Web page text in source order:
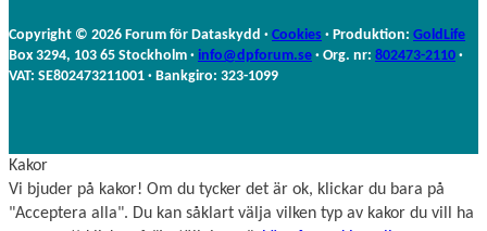
a
m
n
Copyright © 2026 Forum för Dataskydd · Cookies · Produktion: GoldLife
Box 3294, 103 65 Stockholm · info@dpforum.se · Org. nr: 802473-2110 ·
VAT: SE802473211001 · Bankgiro: 323-1099
Kakor
Vi bjuder på kakor! Om du tycker det är ok, klickar du bara på
"Acceptera alla". Du kan såklart välja vilken typ av kakor du vill ha